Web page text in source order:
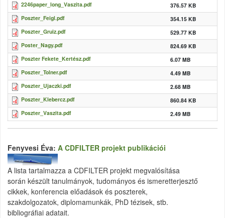
2246paper_long_Vaszita.pdf
376.57 KB
Poszter_Feigl.pdf
354.15 KB
Poszter_Gruiz.pdf
529.77 KB
Poster_Nagy.pdf
824.69 KB
Poszter Fekete_Kertész.pdf
6.07 MB
Poszter_Tolner.pdf
4.49 MB
Poszter_Ujaczki.pdf
2.68 MB
Poszter_Klebercz.pdf
860.84 KB
Poszter_Vaszita.pdf
2.49 MB
Fenyvesi Éva: A CDFILTER projekt publikációi
A lista tartalmazza a CDFILTER projekt megvalósítása
során készült tanulmányok, tudományos és ismeretterjesztő
cikkek, konferencia előadások és poszterek,
szakdolgozatok, diplomamunkák, PhD tézisek, stb.
bibliográfiai adatait.